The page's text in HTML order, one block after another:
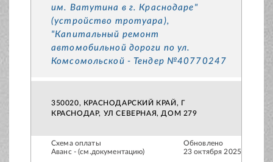
им. Ватутина в г. Краснодаре"
(устройство тротуара),
"Капитальный ремонт
автомобильной дороги по ул.
Комсомольской - Тендер №40770247
350020, КРАСНОДАРСКИЙ КРАЙ, Г
КРАСНОДАР, УЛ СЕВЕРНАЯ, ДОМ 279
Схема оплаты
Аванс - (см.документацию)
Обновлено
23 октября 2025